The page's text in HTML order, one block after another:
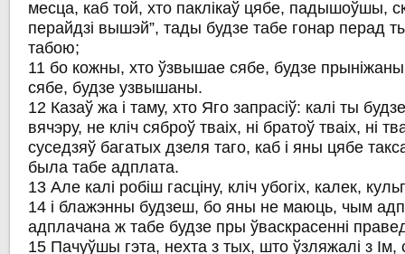
месца, каб той, хто паклікаў цябе, падышоўшы,
перайдзі вышэй”, тады будзе табе гонар перад
табою;
11 бо кожны, хто ўзвышае сябе, будзе
сябе, будзе узвышаны.
12 Казаў жа і таму, хто Яго запрасіў: калі ты
вячэру, не кліч сяброў тваіх, ні братоў тваіх, ні
суседзяў багатых дзеля таго, каб і яны цябе
была табе адплата.
13 Але калі робіш гасціну, кліч убогіх, калек,
14 і блажэнны будзеш, бо яны не маюць, чым
адплачана ж табе будзе пры ўваскрасенні
15 Пачуўшы гэта, нехта з тых, што ўзляжалі з Ім,